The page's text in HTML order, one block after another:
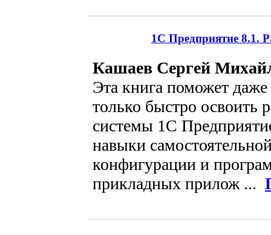
1С Предприятие 8.1.
Кашаев Сергей
Эта книга поможет
только быстро освоить
системы 1С
навыки
конфигурации и
прикладных прилож ...